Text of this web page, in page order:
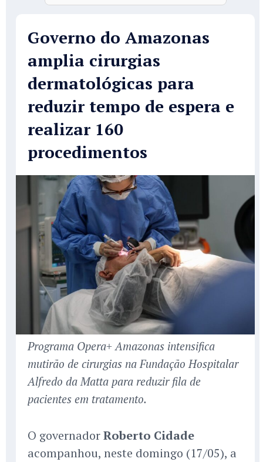
Governo do Amazonas
amplia cirurgias
dermatológicas para
reduzir tempo de espera e
realizar 160
procedimentos
Programa Opera+ Amazonas intensifica
mutirão de cirurgias na Fundação Hospitalar
Alfredo da Matta para reduzir fila de
pacientes em tratamento.
O governadorRoberto Cidade
acompanhou, neste domingo (17/05), a